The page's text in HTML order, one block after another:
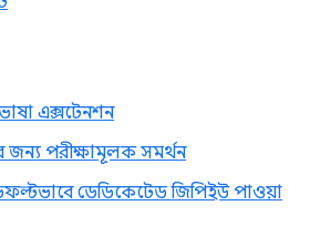
এক্সটেনশন
জন্য পরীক্ষামূলক সমর্থন
ডেডিকেটেড জিপিইউ পাওয়া